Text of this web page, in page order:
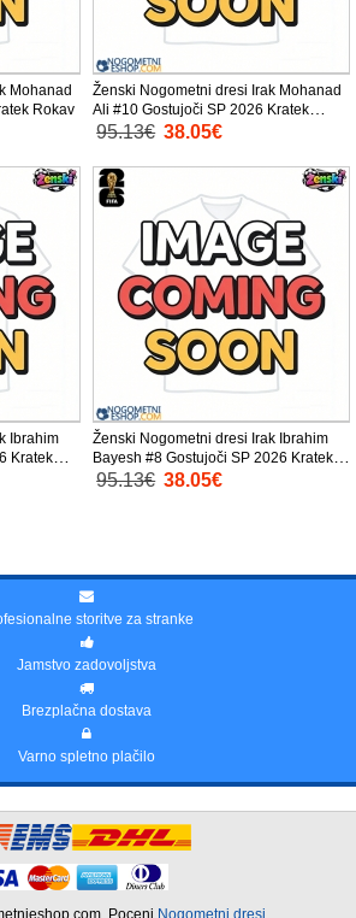
Mohanad
Rokav
Ženski Nogometni dresi Irak Mohanad
Ali #10 Gostujoči SP 2026 Kratek
Rokav
95.13€ 38.05€
Ibrahim
Kratek
Ženski Nogometni dresi Irak Ibrahim
Bayesh #8 Gostujoči SP 2026 Kratek
Rokav
95.13€ 38.05€
storitve za stranke
Jamstvo zadovoljstva
Brezplačna dostava
Varno spletno plačilo
Poceni Nogometni dresi